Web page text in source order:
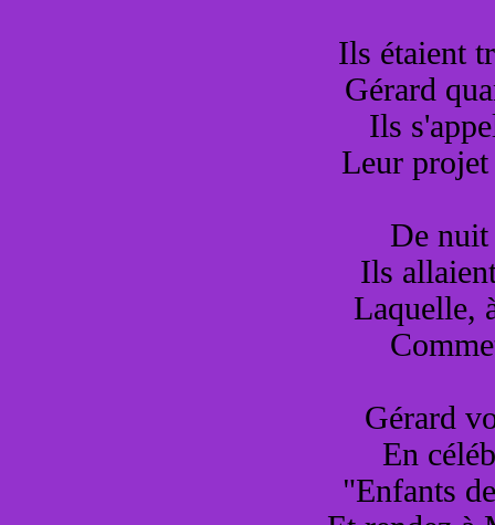
Ils étaient
Gérard
Ils
Leur
De nuit
Ils
Laquelle,
Gérard
En
"Enfants